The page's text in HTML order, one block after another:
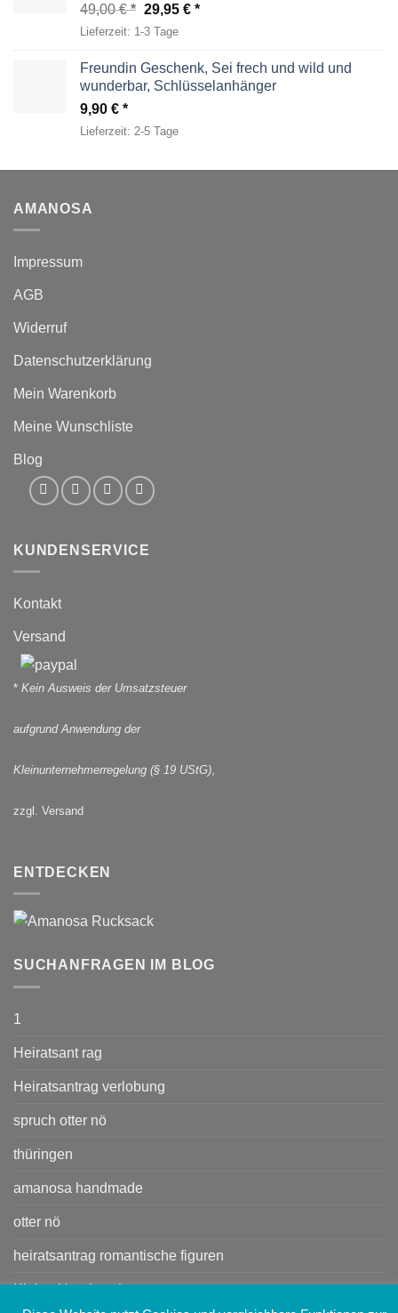
49,00€
Ursprünglicher
Preis
49,00 €
29,95 € Aktueller
29,95 €.
Lieferzeit: 1-3 Tage
Freundin Geschenk, Sei frech und wild und
wunderbar, Schlüsselanhänger
9,90 €
Lieferzeit: 2-5 Tage
AMANOSA
Impressum
AGB
Widerruf
Datenschutzerklärung
Mein Warenkorb
Meine Wunschliste
Blog
KUNDENSERVICE
Kontakt
Versand
* Kein Ausweis der Umsatzsteuer
aufgrund Anwendung der
Kleinunternehmerregelung (§ 19 UStG),
zzgl. Versand
ENTDECKEN
SUCHANFRAGEN IM BLOG
1
Heiratsant rag
Heiratsantrag verlobung
spruch otter nö
thüringen
amanosa handmade
otter nö
heiratsantrag romantische figuren
Kleine Handtasche